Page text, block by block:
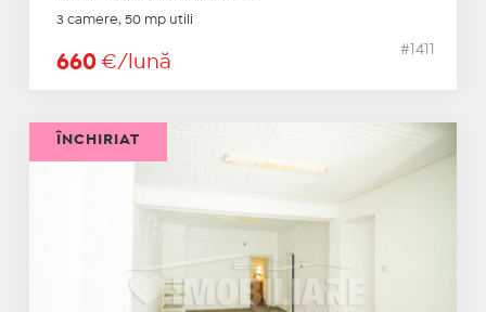
3 camere, 50 mp utili
660 €/lună
#1411
ÎNCHIRIAT